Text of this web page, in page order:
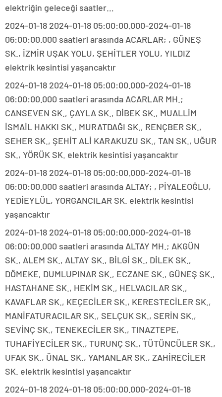
elektriğin geleceği saatler…
2024-01-18 2024-01-18 05:00:00.000-2024-01-18
06:00:00.000 saatleri arasında ACARLAR; , GÜNEŞ
SK., İZMİR UŞAK YOLU, ŞEHİTLER YOLU, YILDIZ
elektrik kesintisi yaşancaktır
2024-01-18 2024-01-18 05:00:00.000-2024-01-18
06:00:00.000 saatleri arasında ACARLAR MH.;
CANSEVEN SK., ÇAYLA SK., DİBEK SK., MUALLİM
İSMAİL HAKKI SK., MURATDAĞI SK., RENÇBER SK.,
SEHER SK., ŞEHİT ALİ KARAKUZU SK., TAN SK., UĞUR
SK., YÖRÜK SK. elektrik kesintisi yaşancaktır
2024-01-18 2024-01-18 05:00:00.000-2024-01-18
06:00:00.000 saatleri arasında ALTAY; , PİYALEOĞLU,
YEDİEYLÜL, YORGANCILAR SK. elektrik kesintisi
yaşancaktır
2024-01-18 2024-01-18 05:00:00.000-2024-01-18
06:00:00.000 saatleri arasında ALTAY MH.; AKGÜN
SK., ALEM SK., ALTAY SK., BİLGİ SK., DİLEK SK.,
DÖMEKE, DUMLUPINAR SK., ECZANE SK., GÜNEŞ SK.,
HASTAHANE SK., HEKİM SK., HELVACILAR SK.,
KAVAFLAR SK., KEÇECİLER SK., KERESTECİLER SK.,
MANİFATURACILAR SK., SELÇUK SK., SERİN SK.,
SEVİNÇ SK., TENEKECİLER SK., TINAZTEPE,
TUHAFİYECİLER SK., TURUNÇ SK., TÜTÜNCÜLER SK.,
UFAK SK., ÜNAL SK., YAMANLAR SK., ZAHİRECİLER
SK. elektrik kesintisi yaşancaktır
2024-01-18 2024-01-18 05:00:00.000-2024-01-18